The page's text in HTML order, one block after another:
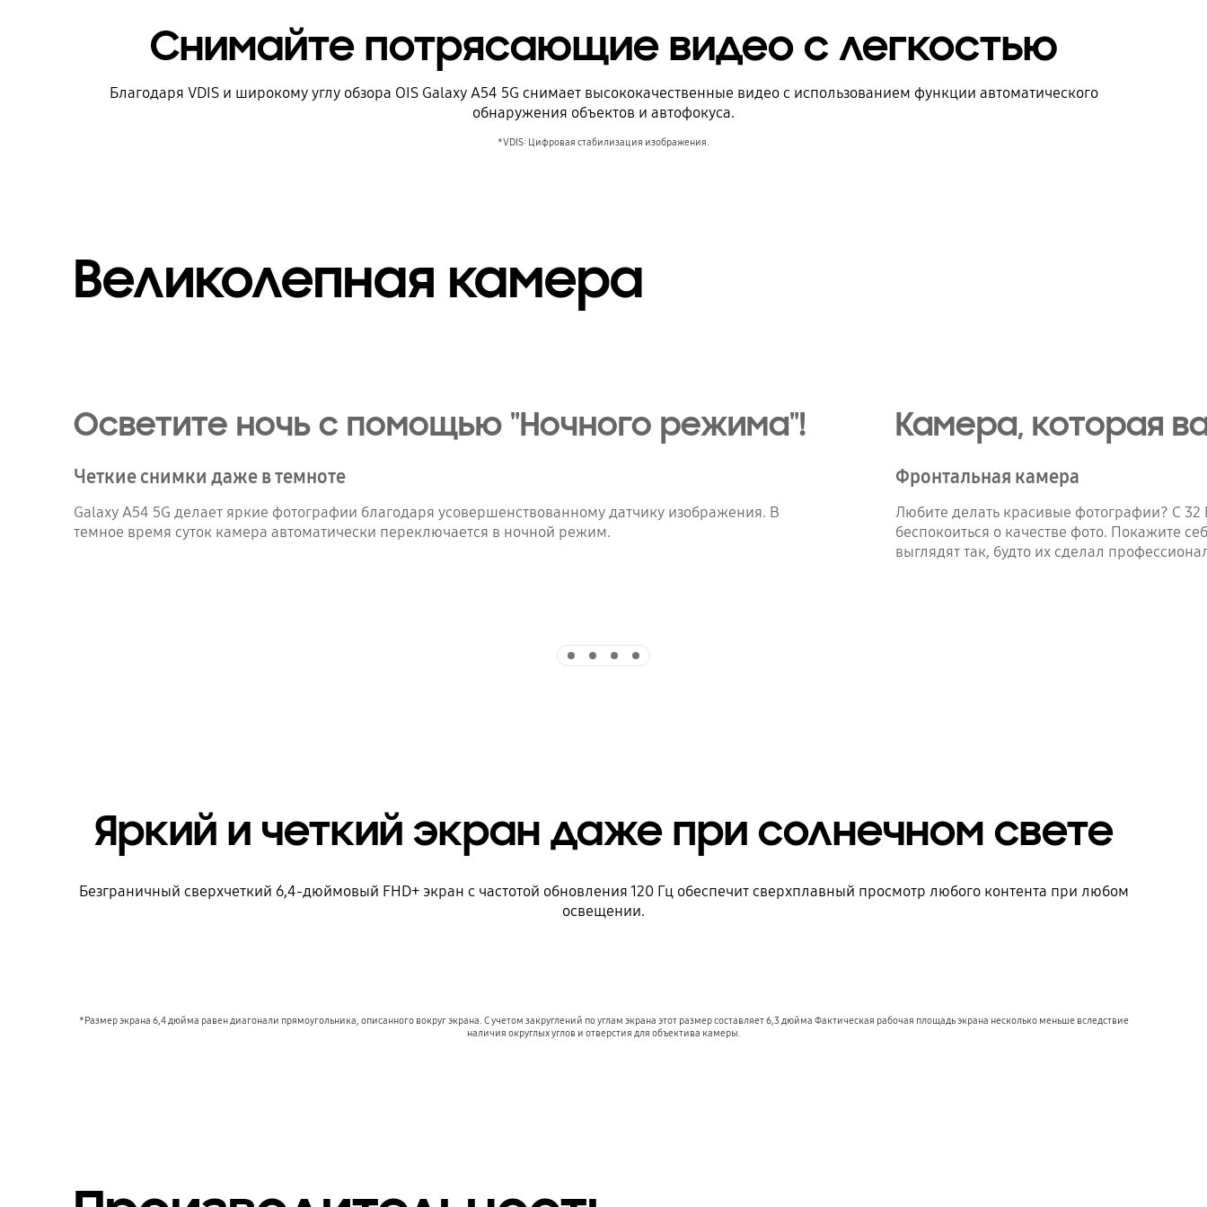
Снимайте потрясающие видео с легкостью
Благодаря VDIS и широкому углу обзора OIS Galaxy A54 5G снимает высококачественные видео с использованием функции автоматического
обнаружения объектов и автофокуса.
*VDIS: Цифровая стабилизация изображения.
Великолепная камера
Осветите ночь с помощью "Ночного режима"!
Четкие снимки даже в темноте
Galaxy A54 5G делает яркие фотографии благодаря усовершенствованному датчику изображения. В
темное время суток камера автоматически переключается в ночной режим.
Камера, которая
Фронтальная камера
Любите делать красивые фотографии? С
беспокоиться о качестве фото. Покажите
выглядят так, будто их сделал
Яркий и четкий экран даже при солнечном свете
Безграничный сверхчеткий 6,4-дюймовый FHD+ экран c частотой обновления 120 Гц обеспечит сверхплавный просмотр любого контента при любом
освещении.
*Размер экрана 6,4 дюйма равен диагонали прямоугольника, описанного вокруг экрана. С учетом закруглений по углам экрана этот размер составляет 6,3 дюйма Фактическая рабочая площадь экрана несколько меньше вследствие
наличия округлых углов и отверстия для объектива камеры.